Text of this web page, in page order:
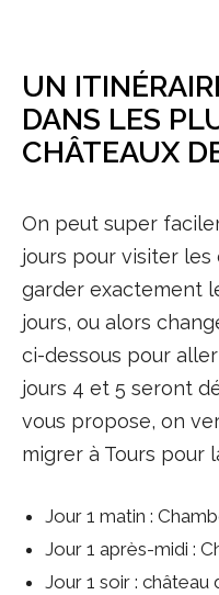
UN
DANS LES
CHÂTEAUX
On peut super
jours pour visiter les
garder exactement
jours, ou alors
ci-dessous pour aller
jours 4 et 5 seront
vous propose, on
migrer à Tours pour
Jour 1 matin :
Jour 1 après-midi :
Jour 1 soir : château